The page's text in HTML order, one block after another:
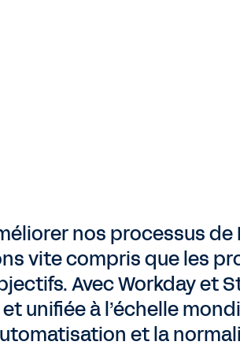
nos processus de
vite compris que les
Avec Workday et
unifiée à l’échelle
et la